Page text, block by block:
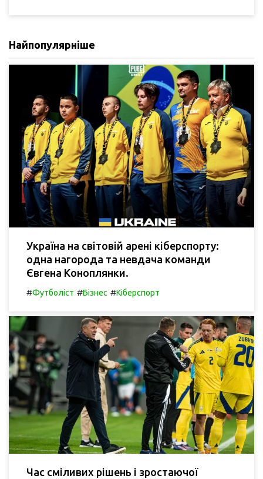
Найпопулярніше
Україна на світовій арені кіберспорту:
одна нагорода та невдача команди
Євгена Коноплянки.
#Футболіст #Бізнес #Кіберспорт
Час сміливих рішень і зростаючої